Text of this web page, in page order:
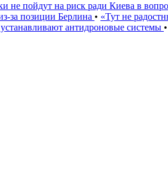
не пойдут на риск ради Киева в
за позиции Берлина • «Тут не
антидроновые системы •